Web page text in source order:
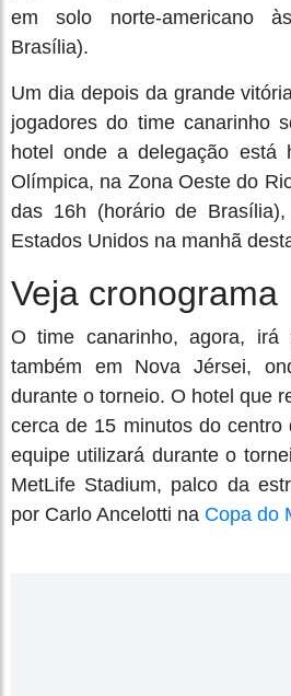
em solo norte-americano
Brasília).
Um dia depois da grande
jogadores do time canarinho
hotel onde a delegação está
Olímpica, na Zona Oeste do
das 16h (horário de
Estados Unidos na manhã
Veja cronograma
O time canarinho, agora, irá
também em Nova Jérsei,
durante o torneio. O hotel que
cerca de 15 minutos do centro
equipe utilizará durante o
MetLife Stadium, palco da
por Carlo Ancelotti na Copa do